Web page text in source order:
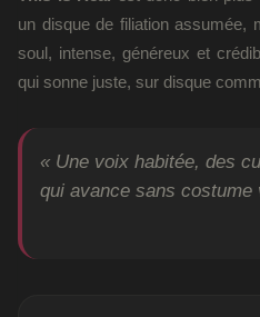
un disque de filiation assumée,
soul, intense, généreux et
qui sonne juste, sur disque
« Une voix habitée, des
qui avance sans costume